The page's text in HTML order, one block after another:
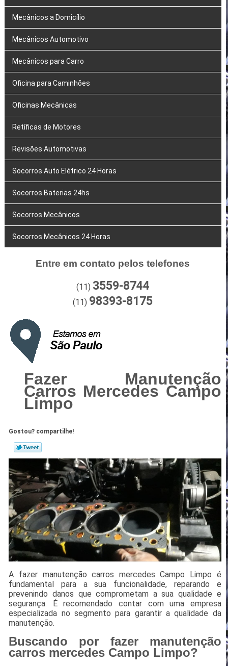
Mecânicos a Domicílio
Mecânicos Automotivo
Mecânicos para Carro
Oficina para Caminhões
Oficinas Mecânicas
Retíficas de Motores
Revisões Automotivas
Socorros Auto Elétrico 24 Horas
Socorros Baterias 24hs
Socorros Mecânicos
Socorros Mecânicos 24 Horas
Entre em contato pelos telefones
(11) 3559-8744
(11) 98393-8175
Fazer Manutenção
Carros Mercedes Campo
Limpo
Gostou? compartilhe!
A fazer manutenção carros mercedes Campo Limpo é
fundamental para a sua funcionalidade, reparando e
prevenindo danos que comprometam a sua qualidade e
segurança. É recomendado contar com uma empresa
especializada no segmento para garantir a qualidade da
manutenção.
Buscando por fazer manutenção
carros mercedes Campo Limpo?